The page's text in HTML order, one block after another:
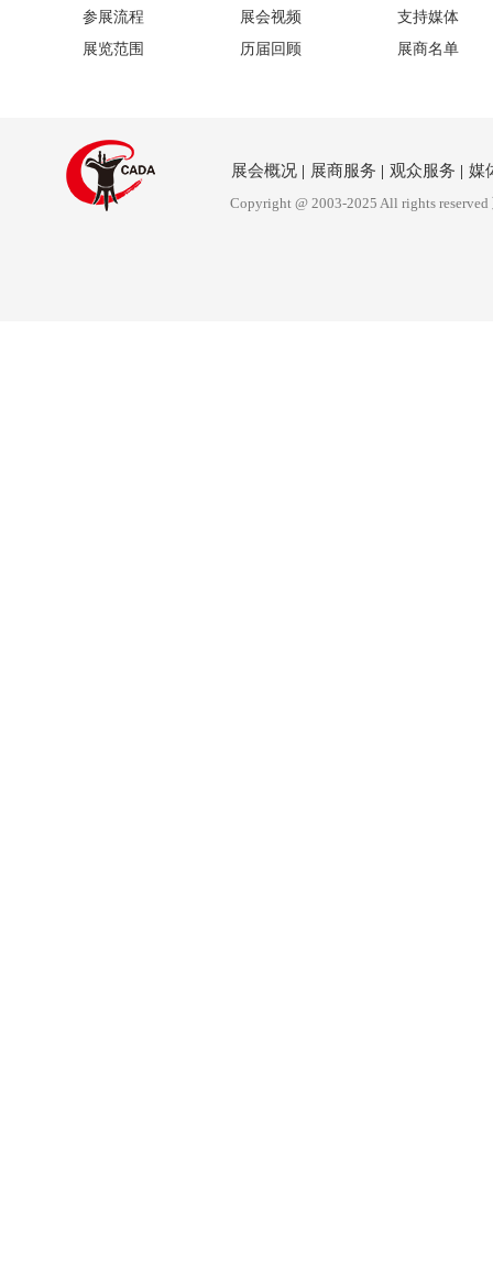
参展流程
展会视频
支持媒体
展览范围
历届回顾 展商名单
展会概况 | 展商服务 | 观众服务 | 媒
Copyright @ 2003-2025 All rights reserved